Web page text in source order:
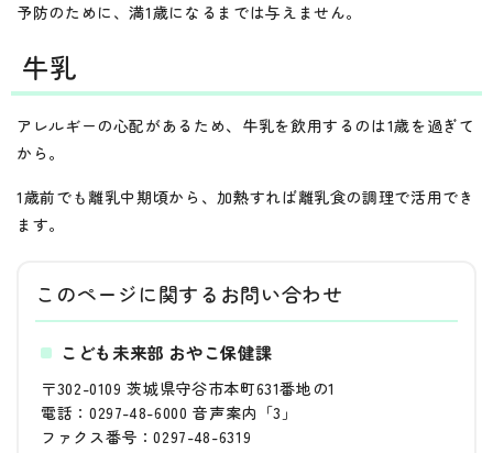
予防のために、満1歳になるまでは与えません。
牛乳
アレルギーの心配があるため、牛乳を飲用するのは1歳を過ぎて
から。
1歳前でも離乳中期頃から、加熱すれば離乳食の調理で活用でき
ます。
このページに関する お問い合わせ
こども未来部 おやこ保健課
〒302-0109 茨城県守谷市本町631番地の1
電話：0297-48-6000 音声案内「3」
ファクス番号：0297-48-6319